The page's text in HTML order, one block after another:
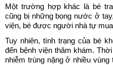
Một trường hợp khác là bé
cũng bị những bọng nước ở
viện, bé được người nhà tự
Tuy nhiên, tình trạng của bé
đến bệnh viện thăm khám.
nhiễm trùng nặng ở nhiều